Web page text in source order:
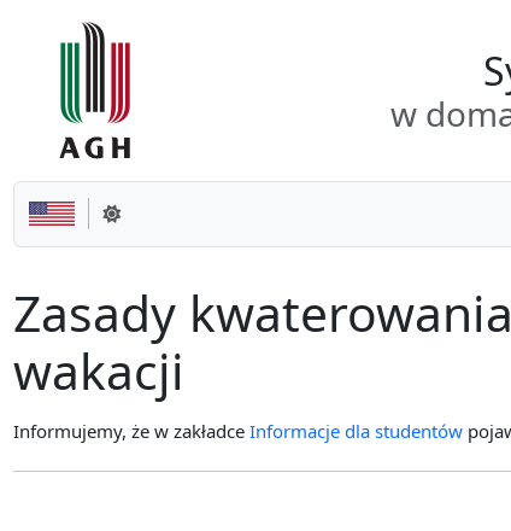
w
Zmień motyw
Zasady
wakacji
Informujemy, że w zakładceInformacje dla studentów